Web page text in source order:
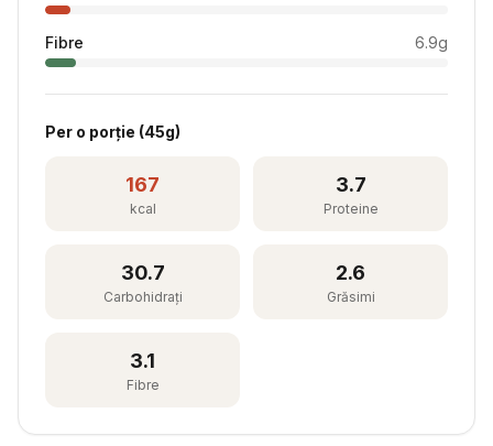
Fibre 6.9g
Per o porție (45g)
167
kcal
3.7
Proteine
30.7
Carbohidrați
2.6
Grăsimi
3.1
Fibre